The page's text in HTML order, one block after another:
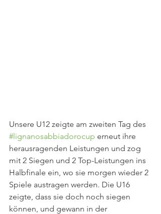
Unsere U12 zeigte am zweiten Tag des
#lignanosabbiadorocup erneut ihre
herausragenden Leistungen und zog
mit 2 Siegen und 2 Top-Leistungen ins
Halbfinale ein, wo sie morgen wieder 2
Spiele austragen werden. Die U16
zeigte, dass sie doch noch siegen
können, und gewann in der